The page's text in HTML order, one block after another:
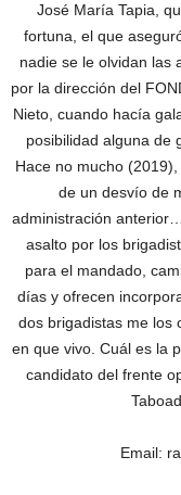
José María Tapia,
fortuna, el que
nadie se le olvidan las
por la dirección del
Nieto, cuando hacía
posibilidad alguna de
Hace no mucho
de un desvío de
administración
asalto por los
para el mandado,
días y ofrecen
dos brigadistas me los
en que vivo. Cuál es la
candidato del frente
Email: